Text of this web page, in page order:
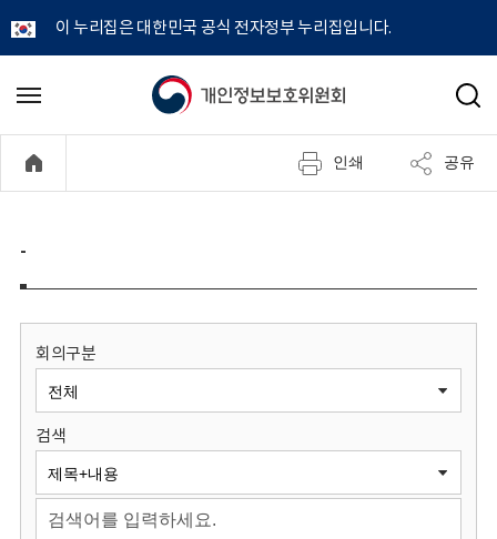
이 누리집은 대한민국 공식 전자정부 누리집입니다.
개
정
보
원
회
메
기
검
인쇄 공유
-
회의구분
검색